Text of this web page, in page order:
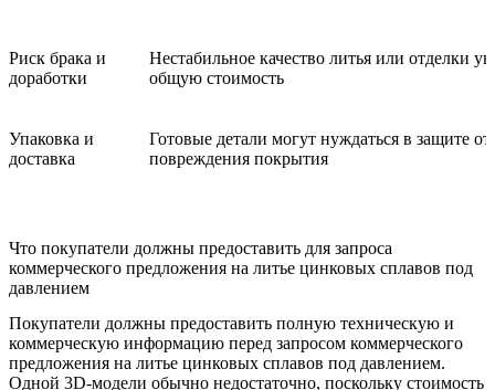
Риск брака и
доработки
Нестабильное качество литья или отделки
общую стоимость
Упаковка и
доставка
Готовые детали могут нуждаться в защите
повреждения покрытия
Что покупатели должны предоставить для запроса
коммерческого предложения на литье цинковых сплавов под
давлением
Покупатели должны предоставить полную техническую и
коммерческую информацию перед запросом коммерческого
предложения на литье цинковых сплавов под давлением.
Одной 3D-модели обычно недостаточно, поскольку стоимость